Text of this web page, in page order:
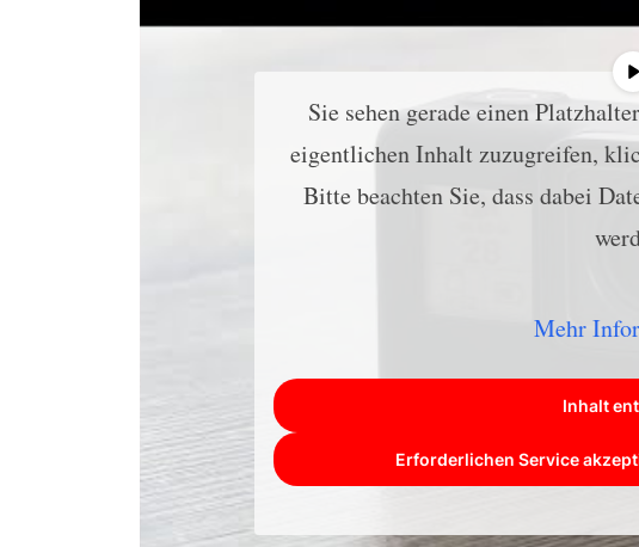
Sie sehen gerade einen
eigentlichen Inhalt zuzugreifen,
Bitte beachten Sie, dass dabei
Mehr
Inhalt
Erforderlichen Service